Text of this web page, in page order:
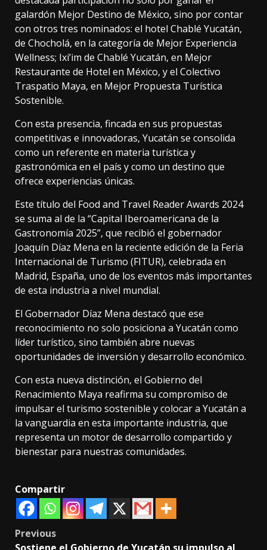
galardón Mejor Destino de México, sino por contar
con otros tres nominados: el hotel Chablé Yucatán,
de Chocholá, en la categoría de Mejor Experiencia
Wellness; Ixi’im de Chablé Yucatán, en Mejor
Restaurante de Hotel en México, y el Colectivo
Traspatio Maya, en Mejor Propuesta Turística
Sostenible.
Con esta presencia, fincada en sus propuestas
competitivas e innovadoras, Yucatán se consolida
como un referente en materia turística y
gastronómica en el país y como un destino que
ofrece experiencias únicas.
Este título del Food and Travel Reader Awards 2024
se suma al de la “Capital Iberoamericana de la
Gastronomía 2025”, que recibió el gobernador
Joaquín Díaz Mena en la reciente edición de la Feria
Internacional de Turismo (FITUR), celebrada en
Madrid, España, uno de los eventos más importantes
de esta industria a nivel mundial.
El Gobernador Díaz Mena destacó que ese
reconocimiento no solo posiciona a Yucatán como
líder turístico, sino también abre nuevas
oportunidades de inversión y desarrollo económico.
Con esta nueva distinción, el Gobierno del
Renacimiento Maya reafirma su compromiso de
impulsar el turismo sostenible y colocar a Yucatán a
la vanguardia en esta importante industria, que
representa un motor de desarrollo compartido y
bienestar para nuestras comunidades.
Compartir
Post
Previous